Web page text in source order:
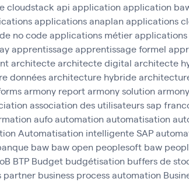
cloudstack api application application
applications anaplan applications
no codeapplications métier
apprentissageapprentissage formel
architectearchitecte digital architecte
donnéesarchitecture hybride
armony reportarmony solution
association des utilisateurs sap
aufoautomation automatisation
Automatisation intelligente SAP
baw baw open peoplesoft baw
BTP Budget budgétisation buffers de
partner business process automation